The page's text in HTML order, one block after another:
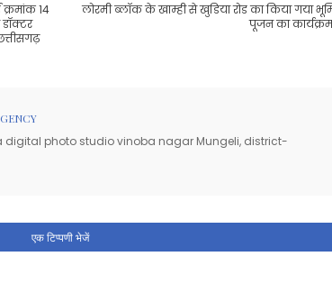
लोरमी ब्लॉक के खाम्ही से खुडिया रोड का किया गया
पूजन का
क्रमांक 14
डॉक्टर
digital photo studio vinoba nagar Mungeli, district-
एक टिप्पणी भेजें